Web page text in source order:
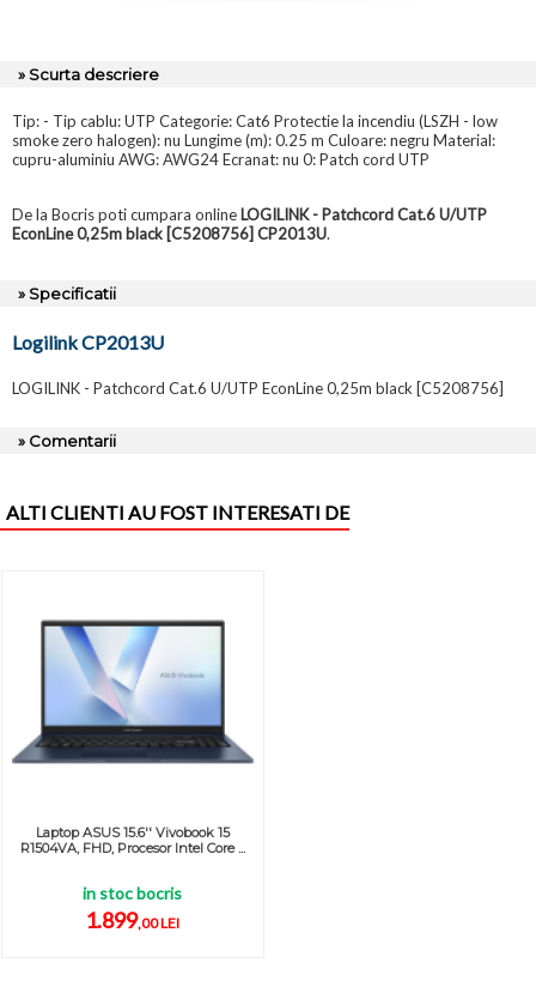
» Scurta descriere
Tip: - Tip cablu: UTP Categorie: Cat6 Protectie la incendiu (LSZH - low
smoke zero halogen): nu Lungime (m): 0.25 m Culoare: negru Material:
cupru-aluminiu AWG: AWG24 Ecranat: nu 0: Patch cord UTP
De la Bocris poti cumpara online LOGILINK - Patchcord Cat.6 U/UTP
EconLine 0,25m black [C5208756] CP2013U.
» Specificatii
Logilink CP2013U
LOGILINK - Patchcord Cat.6 U/UTP EconLine 0,25m black [C5208756]
» Comentarii
ALTI CLIENTI AU FOST INTERESATI DE
Laptop ASUS 15.6'' Vivobook 15
R1504VA, FHD, Procesor Intel Core ...
in stoc bocris
1.899,00 LEI